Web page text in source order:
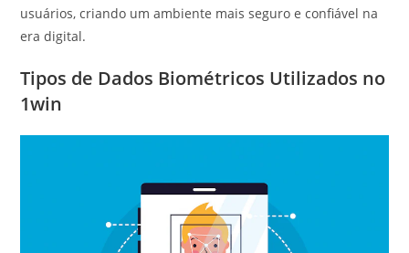
usuários, criando um ambiente mais seguro e confiável na
era digital.
Tipos de Dados Biométricos Utilizados no
1win